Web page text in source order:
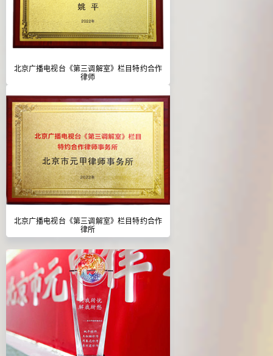
北京广播电视台《第三调解室》栏目特约合作
律师
北京广播电视台《第三调解室》栏目特约合作
律所